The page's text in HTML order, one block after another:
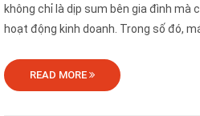
không chỉ là dịp sum bên gia đình mà
hoạt động kinh doanh. Trong số đó,
READ MORE